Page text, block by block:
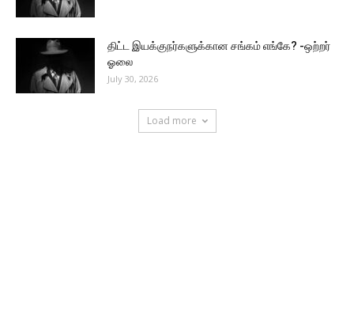
திட்ட இயக்குநர்களுக்கான சங்கம் எங்கே? -ஒற்றர்
ஓலை
July 30, 2026
Load more